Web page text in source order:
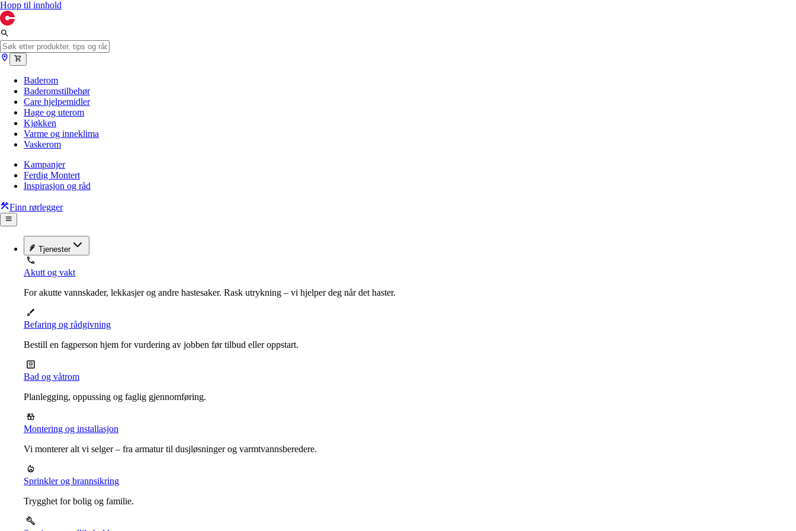
Hopp til innhold
Baderom
Baderomstilbehør
Care hjelpemidler
Hage og uterom
Kjøkken
Varme og inneklima
Vaskerom
Kampanjer
Ferdig Montert
Inspirasjon og råd
Finn rørlegger
Tjenester
Akutt og vakt
For akutte vannskader, lekkasjer og andre hastesaker. Rask utrykning – vi hjelper deg når det haster.
Befaring og rådgivning
Bestill en fagperson hjem for vurdering av jobben før tilbud eller oppstart.
Bad og våtrom
Planlegging, oppussing og faglig gjennomføring.
Montering og installasjon
Vi monterer alt vi selger – fra armatur til dusjløsninger og varmtvannsberedere.
Sprinkler og brannsikring
Trygghet for bolig og familie.